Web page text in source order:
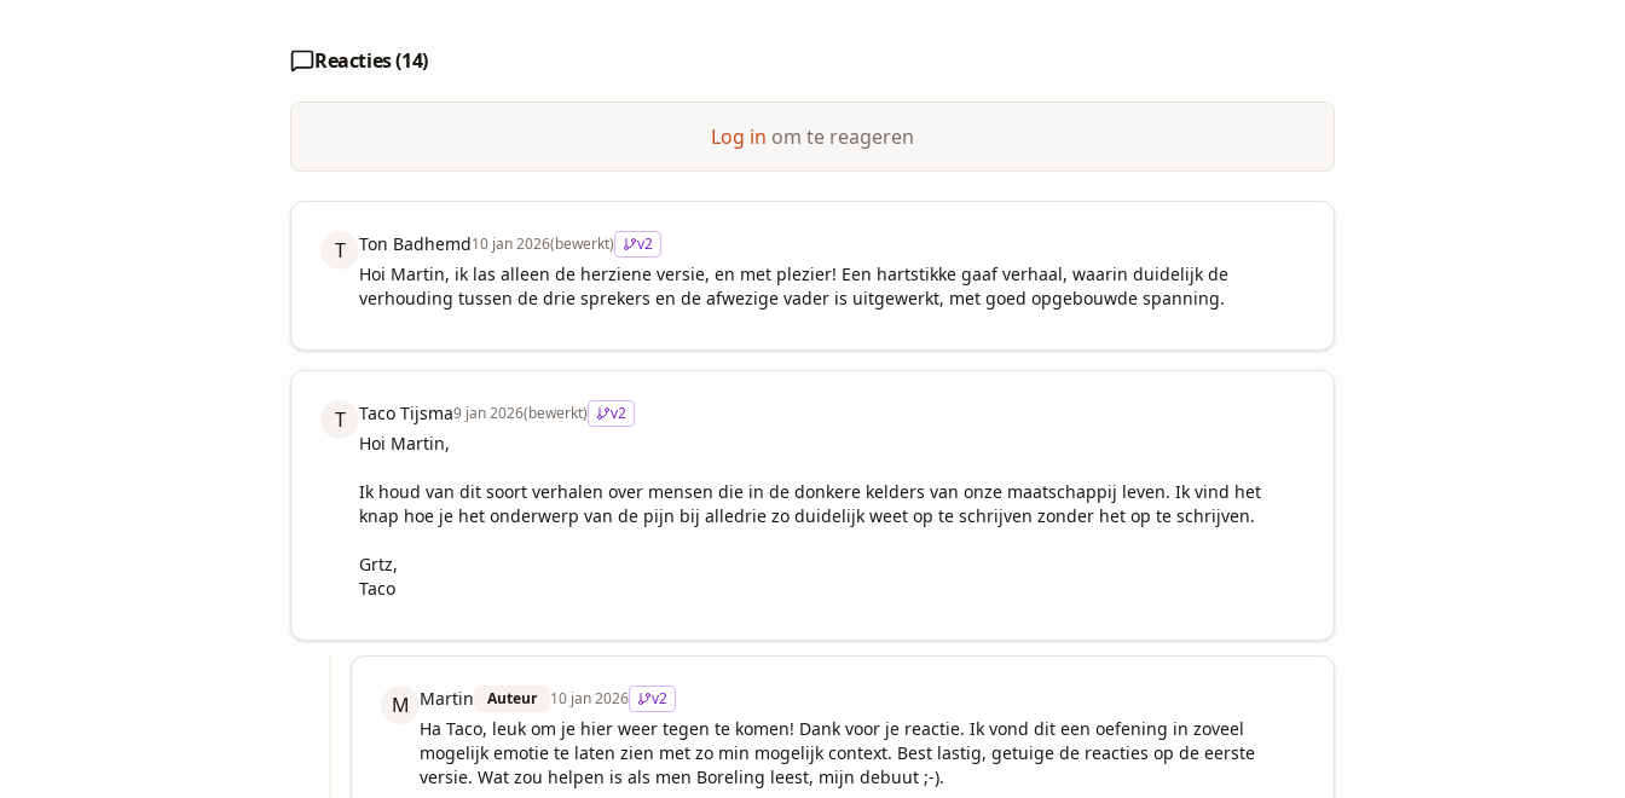
Reacties (14)
Log in om te reageren
T Ton Badhemd10 jan 2026(bewerkt) v2
Hoi Martin, ik las alleen de herziene versie, en met plezier! Een hartstikke gaaf verhaal, waarin duidelijk de
verhouding tussen de drie sprekers en de afwezige vader is uitgewerkt, met goed opgebouwde spanning.
T Taco Tijsma9 jan 2026(bewerkt) v2
Hoi Martin,
Ik houd van dit soort verhalen over mensen die in de donkere kelders van onze maatschappij leven. Ik vind het
knap hoe je het onderwerp van de pijn bij alledrie zo duidelijk weet op te schrijven zonder het op te schrijven.
Grtz,
Taco
M Martin Auteur 10 jan 2026 v2
Ha Taco, leuk om je hier weer tegen te komen! Dank voor je reactie. Ik vond dit een oefening in zoveel
mogelijk emotie te laten zien met zo min mogelijk context. Best lastig, getuige de reacties op de eerste
versie. Wat zou helpen is als men Boreling leest, mijn debuut ;-).